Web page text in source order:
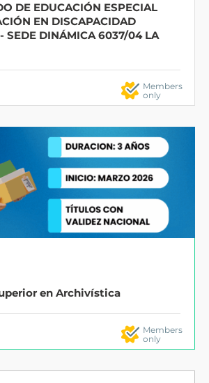
DE EDUCACIÓN ESPECIAL
EN DISCAPACIDAD
SEDE DINÁMICA 6037/04 LA
Members
only
en Archivística
Members
only